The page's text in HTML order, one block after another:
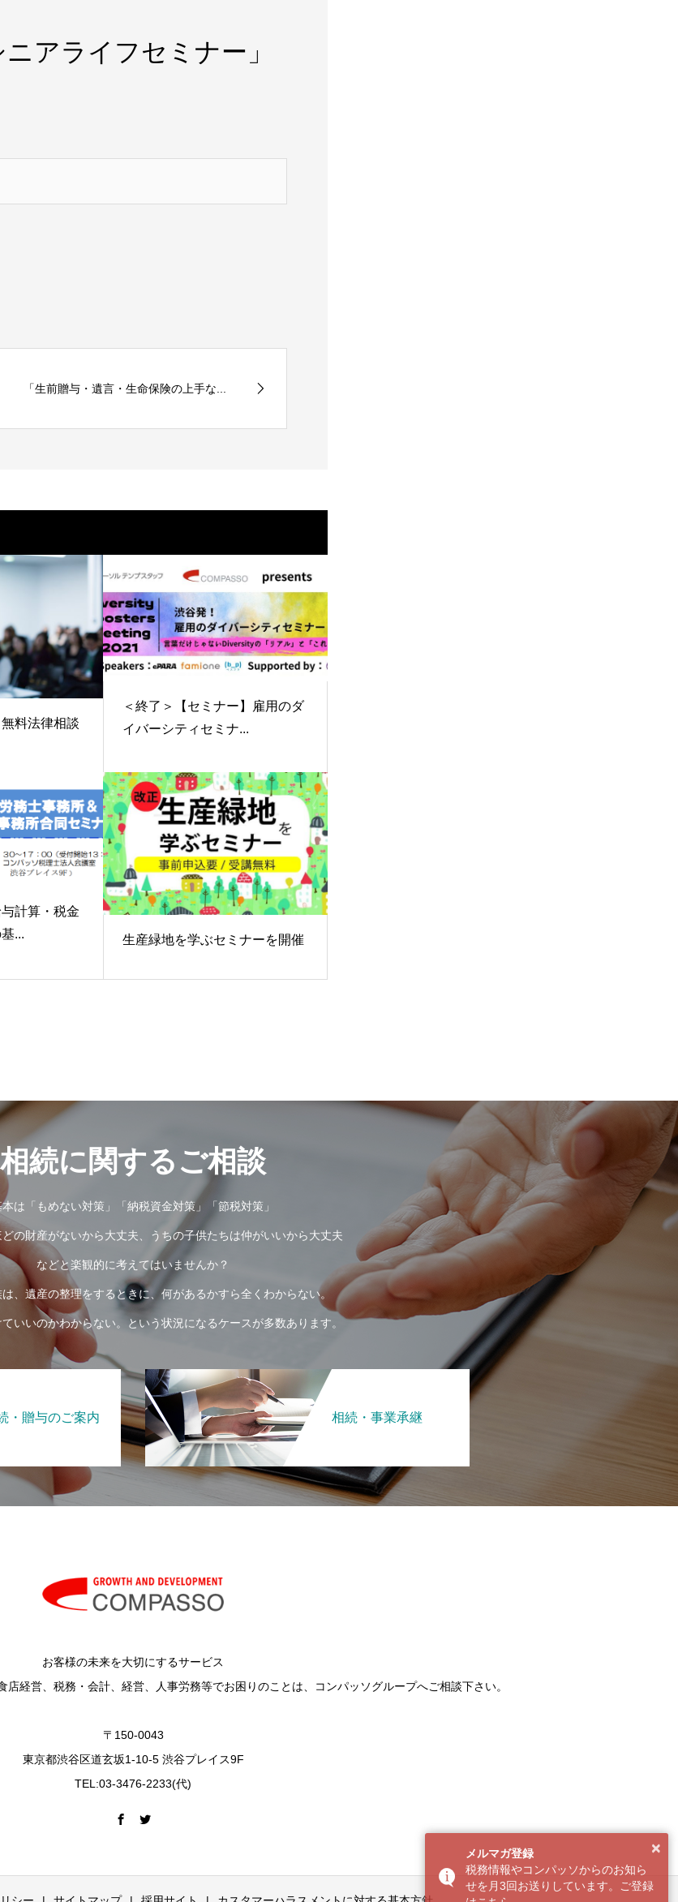
アライフセミナー」
「生前贈与・遺言・生命保険の上手な...
料法律相談
＜終了＞【セミナー】雇用のダ
イバーシティセミナ...
与計算・税金
...
生産緑地を学ぶセミナーを開催
相続に関するご相談
本は「もめない対策」「納税資金対策」「節税対策」
の財産がないから大丈夫、うちの子供たちは仲がいいから大丈夫
などと楽観的に考えてはいませんか？
、遺産の整理をするときに、何があるかすら全くわからない。
いいのかわからない。という状況になるケースが多数あります。
・贈与のご案内 相続・事業承継
お客様の未来を大切にするサービス
経営、税務・会計、経営、人事労務等でお困りのことは、コンパッソグループへご相談下さい。
〒150-0043
東京都渋谷区道玄坂1-10-5 渋谷プレイス9F
TEL:03-3476-2233(代)
×
メルマガ登録
税務情報やコンパッソからのお知ら
せを月3回お送りしています。ご登録